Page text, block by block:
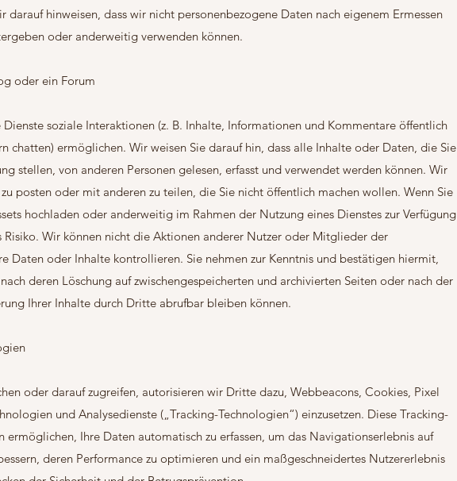
darauf hinweisen, dass wir nicht personenbezogene Daten nach eigenem Ermessen
oder anderweitig verwenden können.
oder ein Forum
Dienste soziale Interaktionen (z. B. Inhalte, Informationen und Kommentare öffentlich
chatten) ermöglichen. Wir weisen Sie darauf hin, dass alle Inhalte oder Daten, die Sie
stellen, von anderen Personen gelesen, erfasst und verwendet werden können. Wir
posten oder mit anderen zu teilen, die Sie nicht öffentlich machen wollen. Wenn Sie
hochladen oder anderweitig im Rahmen der Nutzung eines Dienstes zur Verfügung
Wir können nicht die Aktionen anderer Nutzer oder Mitglieder der
Daten oder Inhalte kontrollieren. Sie nehmen zur Kenntnis und bestätigen hiermit,
deren Löschung auf zwischengespeicherten und archivierten Seiten oder nach der
Ihrer Inhalte durch Dritte abrufbar bleiben können.
oder darauf zugreifen, autorisieren wir Dritte dazu, Webbeacons, Cookies, Pixel
und Analysedienste („Tracking-Technologien“) einzusetzen. Diese Tracking-
ermöglichen, Ihre Daten automatisch zu erfassen, um das Navigationserlebnis auf
deren Performance zu optimieren und ein maßgeschneidertes Nutzererlebnis